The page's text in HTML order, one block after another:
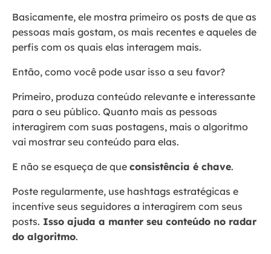
Basicamente, ele mostra primeiro os posts de que as
pessoas mais gostam, os mais recentes e aqueles de
perfis com os quais elas interagem mais.
Então, como você pode usar isso a seu favor?
Primeiro, produza conteúdo relevante e interessante
para o seu público. Quanto mais as pessoas
interagirem com suas postagens, mais o algoritmo
vai mostrar seu conteúdo para elas.
E não se esqueça de que consistência é chave.
Poste regularmente, use hashtags estratégicas e
incentive seus seguidores a interagirem com seus
posts. Isso ajuda a manter seu conteúdo no radar
do algoritmo.